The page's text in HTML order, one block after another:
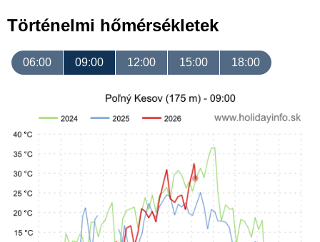
Történelmi hőmérsékletek
06:00 09:00 12:00 15:00 18:00